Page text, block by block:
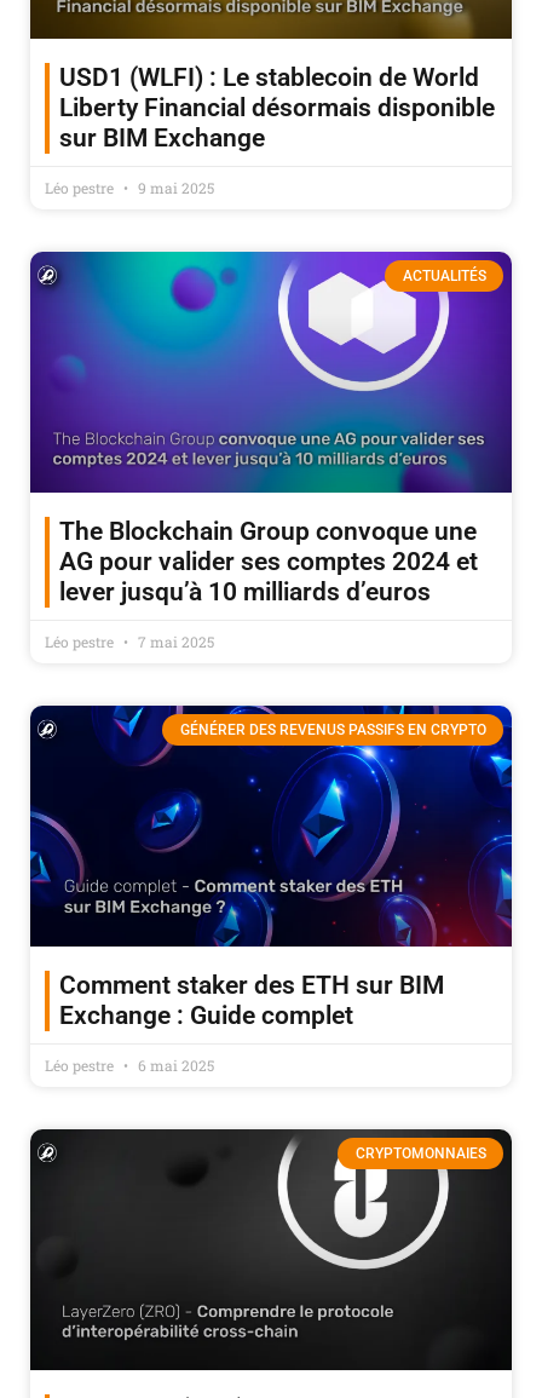
USD1 (WLFI) : Le stablecoin de World
Liberty Financial désormais disponible
sur BIM Exchange
Léo pestre 9 mai 2025
ACTUALITÉS
The Blockchain Group convoque une
AG pour valider ses comptes 2024 et
lever jusqu’à 10 milliards d’euros
Léo pestre 7 mai 2025
GÉNÉRER DES REVENUS PASSIFS EN CRYPTO
Comment staker des ETH sur BIM
Exchange : Guide complet
Léo pestre 6 mai 2025
CRYPTOMONNAIES